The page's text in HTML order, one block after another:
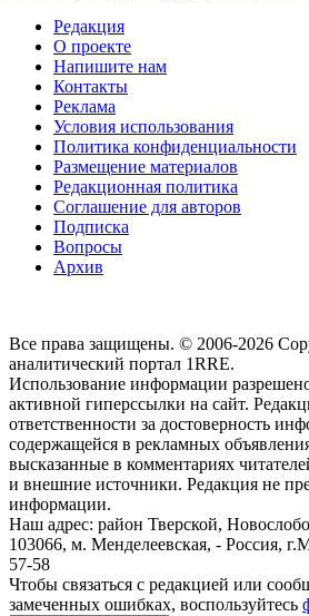
Редакция
О проекте
Напишите нам
Контакты
Реклама
Условия использования
Политика конфиденциальности
Размещение материалов
Редакционная политика
Соглашение для авторов
Подписка
Вопросы
Архив
Все права защищены. © 2006-2026
аналитический портал 1RRE.
Использование информации
активной гиперссылки на сайт.
ответственности за достоверность
содержащейся в рекламных
высказанные в комментариях
и внешние источники. Редакция не
информации.
Наш адрес: район Тверской,
103066, м. Менделеевская, - Россия,
57-58
Чтобы связаться с редакцией или
замеченных ошибках, воспользуйтесь